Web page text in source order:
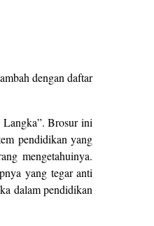
dengan daftar
Brosur ini
pendidikan yang
mengetahuinya.
yang tegar anti
dalam pendidikan